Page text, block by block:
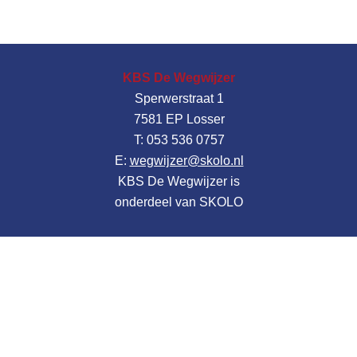
KBS De Wegwijzer
Sperwerstraat 1
7581 EP Losser
T: 053 536 0757
E: wegwijzer@skolo.nl
KBS De Wegwijzer is
onderdeel van SKOLO